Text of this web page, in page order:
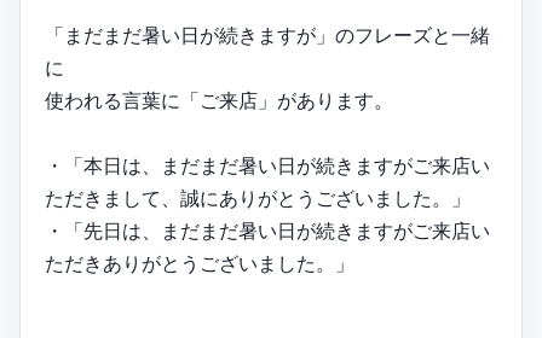
「まだまだ暑い日が続きますが」のフレーズと一緒
に
使われる言葉に「ご来店」があります。
・「本日は、まだまだ暑い日が続きますがご来店い
ただきまして、誠にありがとうございました。」
・「先日は、まだまだ暑い日が続きますがご来店い
ただきありがとうございました。」